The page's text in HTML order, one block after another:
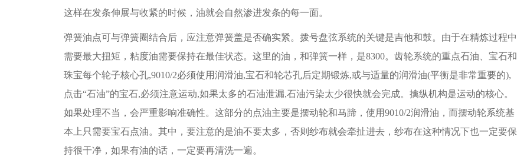
这样在发条伸展与收紧的时候，油就会自然渗进发条的每一面。
弹簧油点可与弹簧圈结合后，应注意弹簧盖是否确实紧。拨号盘弦系统的关键是吉他和鼓。由于在精炼过程中
需要最大扭矩，粘度油需要保持在最佳状态。这里的油，和弹簧一样，是8300。齿轮系统的重点石油、宝石和
珠宝每个轮子核心孔,9010/2必须使用润滑油,宝石和轮芯孔后定期锻炼,或与适量的润滑油(平衡是非常重要的),
点击“石油”的宝石,必须注意运动,如果太多的石油泄漏,石油污染太少很快就会完成。擒纵机构是运动的核心。
如果处理不当，会严重影响准确性。这部分的点油主要是摆动轮和马蹄，使用9010/2润滑油，而摆动轮系统基
本上只需要宝石点油。其中，要注意的是油不要太多，否则纱布就会牵扯进去，纱布在这种情况下也一定要保
持很干净，如果有油的话，一定要再清洗一遍。